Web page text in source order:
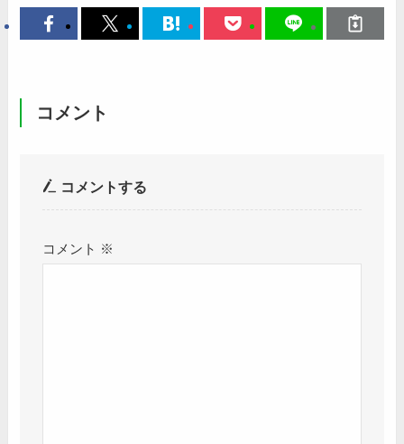
コメント
コメントする
コメント ※